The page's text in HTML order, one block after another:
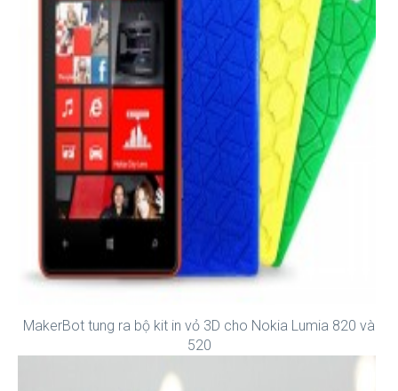
MakerBot tung ra bộ kit in vỏ 3D cho Nokia Lumia 820 và
520